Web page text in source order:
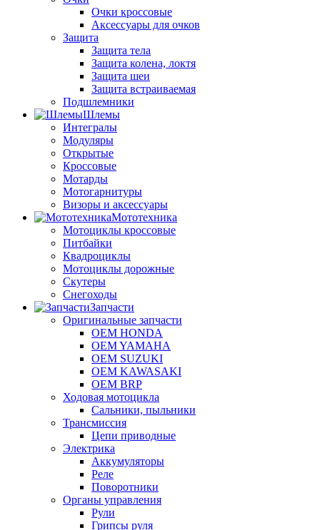
Очки кроссовые
Аксессуары для очков
Защита
Защита тела
Защита колена, локтя
Защита шеи
Защита встраиваемая
Подшлемники
Шлемы
Интегралы
Модуляры
Открытые
Кроссовые
Мотарды
Мотогарнитуры
Визоры и аксессуары
Мототехника
Мотоциклы кроссовые
Питбайки
Квадроциклы
Мотоциклы дорожные
Скутеры
Снегоходы
Запчасти
Оригинальные запчасти
OEM HONDA
OEM YAMAHA
OEM SUZUKI
OEM KAWASAKI
OEM BRP
Ходовая мотоцикла
Сальники, пыльники
Трансмиссия
Цепи приводные
Электрика
Аккумуляторы
Реле
Поворотники
Органы управления
Рули
Грипсы руля